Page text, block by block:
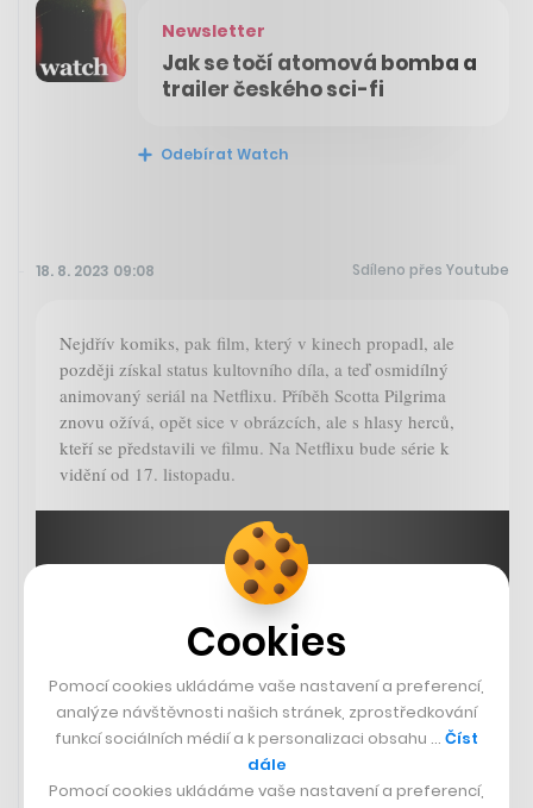
Newsletter
Jak se točí atomová bomba a
trailer českého sci-fi
Odebírat Watch
18. 8. 2023 09:08 Sdíleno přes Youtube
Nejdřív komiks, pak film, který v kinech propadl, ale
později získal status kultovního díla, a teď osmidílný
animovaný seriál na Netflixu. Příběh Scotta Pilgrima
znovu ožívá, opět sice v obrázcích, ale s hlasy herců,
kteří se představili ve filmu. Na Netflixu bude série k
vidění od 17. listopadu.
Cookies
Pomocí cookies ukládáme vaše nastavení a preferencí,
analýze návštěvnosti našich stránek, zprostředkování
funkcí sociálních médií a k personalizaci obsahu … Číst
dále
Pomocí cookies ukládáme vaše nastavení a preferencí,